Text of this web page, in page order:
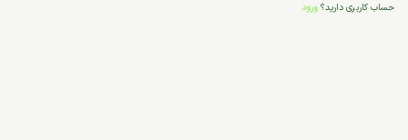
حساب کاربری دارید؟ ورود